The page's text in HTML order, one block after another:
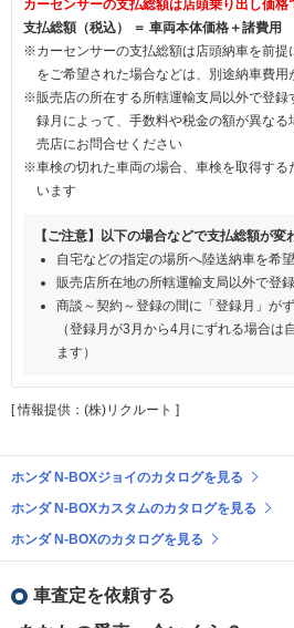
カーセンサーの支払総額は店頭乗り出し価格
支払総額（税込） ＝ 車両本体価格＋諸費用
※カーセンサーの支払総額は店頭納車を前提
をご希望された場合などは、別途納車費用
※販売店の所在する所轄運輸支局以外で登録
録月によって、手数料や税金の額が異な
売店にお問合せください
※車検の切れた車両の場合、車検を取得する
います
【ご注意】以下の場合などで支払総額が変
自宅などの指定の場所へ陸送納車を希
販売店所在地の所轄運輸支局以外で登
商談～契約～登録の間に「登録月」が
（登録月が3月から4月にずれる場合は
ます）
[ 情報提供：(株)リクルート ]
ホンダ N-BOXジョイのカタログを見る
ホンダ N-BOXカスタムのカタログを見る
ホンダ N-BOXのカタログを見る
車査定を依頼する